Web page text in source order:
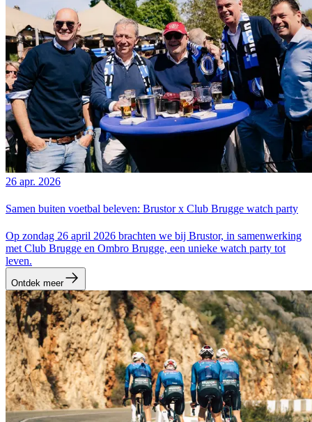
26 apr. 2026
Samen buiten voetbal beleven: Brustor x Club Brugge watch party
Op zondag 26 april 2026 brachten we bij Brustor, in samenwerking
met Club Brugge en Ombro Brugge, een unieke watch party tot
leven.
Ontdek meer